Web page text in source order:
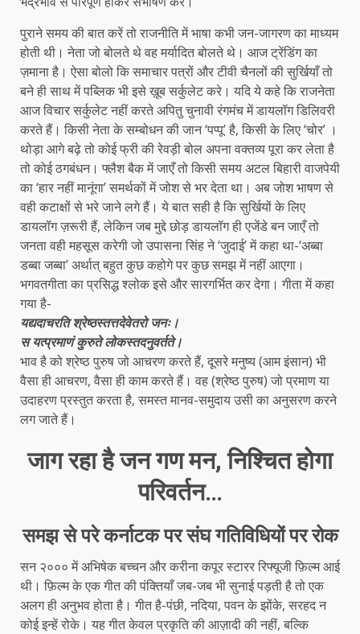
पुराने समय की बात करें तो राजनीति में भाषा कभी जन-जागरण का माध्यम
होती थी। नेता जो बोलते थे वह मर्यादित बोलते थे। आज ट्रेंडिंग का
ज़माना है। ऐसा बोलो कि समाचार पत्रों और टीवी चैनलों की सुर्खियाँ तो
बने ही साथ में पब्लिक भी इसे ख़ूब सर्कुलेट करे। यदि ये कहे कि राजनेता
आज विचार सर्कुलेट नहीं करते अपितु चुनावी रंगमंच में डायलॉग डिलिवरी
करते हैं। किसी नेता के सम्बोधन की जान ‘पप्पू’ है, किसी के लिए ‘चोर’ ।
थोड़ा आगे बढ़े तो कोई फ्री की रेवड़ी बोल अपना वक्तव्य पूरा कर लेता है
तो कोई ठगबंधन। फ्लैश बैक में जाएँ तो किसी समय अटल बिहारी वाजपेयी
का ‘हार नहीं मानूंगा’ समर्थकों में जोश से भर देता था। अब जोश भाषण से
वही कटाक्षों से भरे जाने लगे हैं। ये बात सही है कि सुर्खियों के लिए
डायलॉग ज़रूरी हैं, लेकिन जब मुद्दे छोड़ डायलॉग ही एजेंडे बन जाएँ तो
जनता वही महसूस करेगी जो उपासना सिंह ने ‘जुदाई’ में कहा था-‘अब्बा
डब्बा जब्बा’ अर्थात् बहुत कुछ कहोगे पर कुछ समझ में नहीं आएगा।
भगवतगीता का प्रसिद्ध श्लोक इसे और सारगर्भित कर देगा। गीता में कहा
गया है-
यद्यदाचरति श्रेष्ठस्तत्तदेवेतरो जनः।
स यत्प्रमाणं कुरुते लोकस्तदनुवर्तते।
भाव है को श्रेष्ठ पुरुष जो आचरण करते हैं, दूसरे मनुष्य (आम इंसान) भी
वैसा ही आचरण, वैसा ही काम करते हैं। वह (श्रेष्ठ पुरुष) जो प्रमाण या
उदाहरण प्रस्तुत करता है, समस्त मानव-समुदाय उसी का अनुसरण करने
लग जाते हैं।
जाग रहा है जन गण मन, निश्चित होगा
परिवर्तन…
समझ से परे कर्नाटक पर संघ गतिविधियों पर रोक
सन २००० में अभिषेक बच्चन और करीना कपूर स्टारर रिफ्यूजी फ़िल्म आई
थी। फ़िल्म के एक गीत की पंक्तियाँ जब-जब भी सुनाई पड़ती है तो एक
अलग ही अनुभव होता है। गीत है-पंछी, नदिया, पवन के झोंके, सरहद न
कोई इन्हें रोके। यह गीत केवल प्रकृति की आज़ादी की नहीं, बल्कि